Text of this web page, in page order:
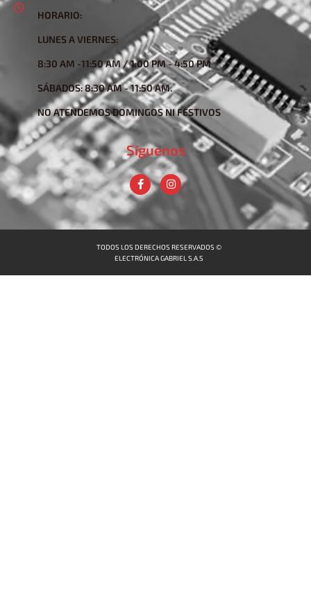
HORARIO:
LUNES A VIERNES:
8:30 AM -11:50 AM / 1:00 PM - 4:50 PM
SÁBADOS: 8:30 AM - 11:50 AM.
NO ATENDEMOS DOMINGOS NI FESTIVOS
Síguenos
TODOS LOS DERECHOS RESERVADOS ©
ELECTRÓNICA GABRIEL S.A.S